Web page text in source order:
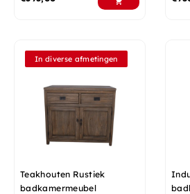
In diverse afmetingen
Teakhouten Rustiek
badkamermeubel